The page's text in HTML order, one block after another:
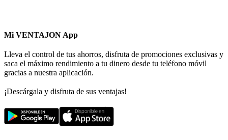
Mi VENTAJON App
Lleva el control de tus ahorros, disfruta de promociones exclusivas y
saca el máximo rendimiento a tu dinero desde tu teléfono móvil
gracias a nuestra aplicación.
¡Descárgala y disfruta de sus ventajas!